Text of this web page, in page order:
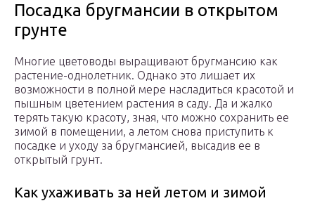
Посадка бругмансии в открытом
грунте
Многие цветоводы выращивают бругмансию как
растение-однолетник. Однако это лишает их
возможности в полной мере насладиться красотой и
пышным цветением растения в саду. Да и жалко
терять такую красоту, зная, что можно сохранить ее
зимой в помещении, а летом снова приступить к
посадке и уходу за бругмансией, высадив ее в
открытый грунт.
Как ухаживать за ней летом и зимой